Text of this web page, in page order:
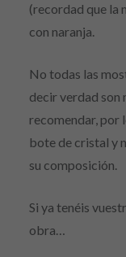
(recordad que la
con naranja.
No todas las
decir verdad son
recomendar, por
bote de cristal y
su composición.
Si ya tenéis
obra…